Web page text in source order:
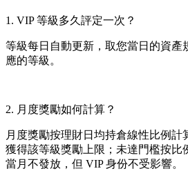
1. VIP 等級多久評定一次？
等級每日自動更新，取您當日的資產
應的等級。
2. 月度獎勵如何計算？
月度獎勵按理財日均持倉線性比例計
獲得該等級獎勵上限；未達門檻按比
當月不發放，但 VIP 身份不受影響。